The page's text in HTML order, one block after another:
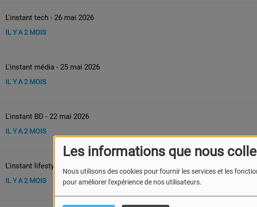
Les informations que nous
Nous utilisons des cookies pour fournir les services et les
pour améliorer l'expérience de nos utilisateurs.
L'instant tech - 26 mai 2026
IL Y A 2 MOIS
L'instant média - 25 mai 2026
IL Y A 2 MOIS
L'instant BD - 22 mai 2026
IL Y A 2 MOIS
L'instant lifestyle - 22 mai 2026
IL Y A 2 MOIS